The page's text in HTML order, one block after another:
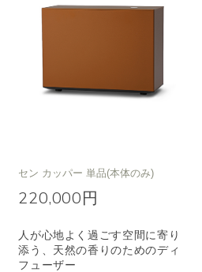
セン カッパー 単品(本体のみ)
220,000円
人が心地よく過ごす空間に寄り
添う、天然の香りのためのディ
フューザー